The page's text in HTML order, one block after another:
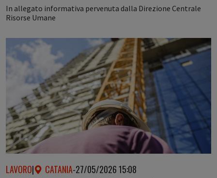
In allegato informativa pervenuta dalla Direzione Centrale
Risorse Umane
LAVORO| CATANIA-27/05/2026 15:08